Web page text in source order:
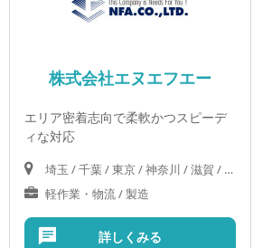
株式会社エヌエフエー
エリア密着志向で柔軟かつスピーデ
ィな対応
埼玉 / 千葉 / 東京 / 神奈川 / 滋賀 / 京都 / 大阪 / 兵庫
軽作業・物流 / 製造
詳しくみる